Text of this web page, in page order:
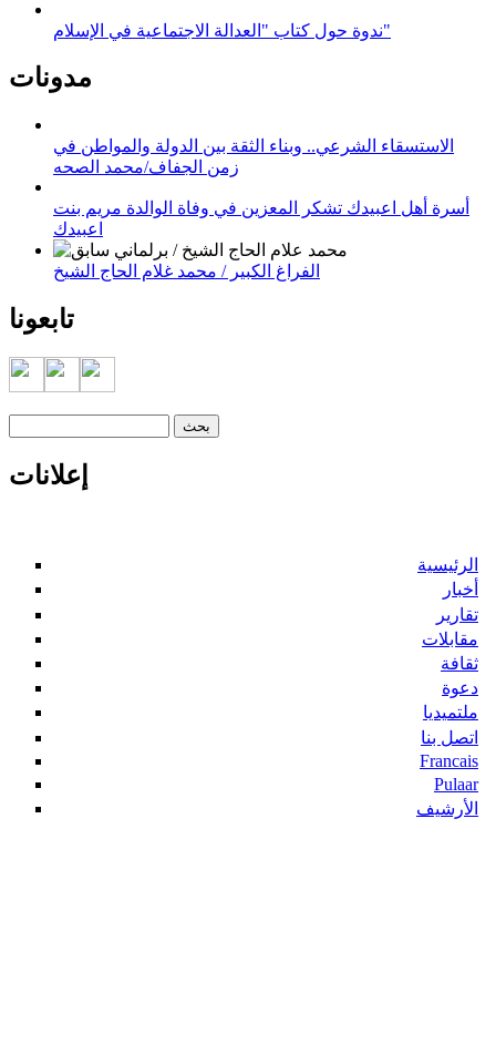
ندوة حول كتاب "العدالة الاجتماعية في الإسلام"
مدونات
الاستسقاء الشرعي.. وبناء الثقة بين الدولة والمواطن في
زمن الجفاف/محمد الصحه
أسرة أهل اعبيدك تشكر المعزين في وفاة الوالدة مريم بنت
اعبيدك
الفراغ الكبير / محمد غلام الحاج الشيخ
تابعونا
إعلانات
الرئيسية
أخبار
تقارير
مقابلات
ثقافة
دعوة
ملتميديا
اتصل بنا
Francais
Pulaar
الأرشيف